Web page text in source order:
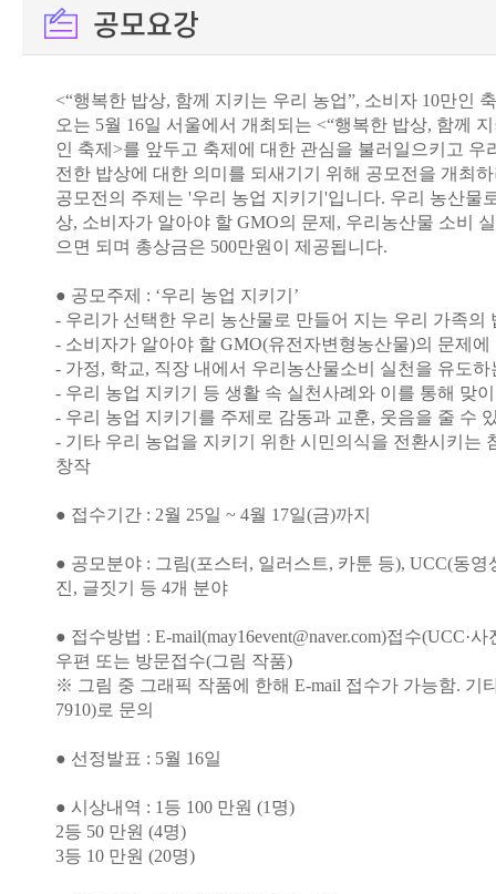
공모요강
<“행복한 밥상, 함께 지키는 우리 농업”, 소비자 10만인
오는 5월 16일 서울에서 개최되는 <“행복한 밥상, 함께
인 축제>를 앞두고 축제에 대한 관심을 불러일으키고 우
전한 밥상에 대한 의미를 되새기기 위해 공모전을 개최
공모전의 주제는 '우리 농업 지키기'입니다. 우리 농산물
상, 소비자가 알아야 할 GMO의 문제, 우리농산물 소비
으면 되며 총상금은 500만원이 제공됩니다.
● 공모주제 : ‘우리 농업 지키기’
- 우리가 선택한 우리 농산물로 만들어 지는 우리 가족의
- 소비자가 알아야 할 GMO(유전자변형농산물)의 문제에
- 가정, 학교, 직장 내에서 우리농산물소비 실천을 유도하
- 우리 농업 지키기 등 생활 속 실천사례와 이를 통해 맞
- 우리 농업 지키기를 주제로 감동과 교훈, 웃음을 줄 수
- 기타 우리 농업을 지키기 위한 시민의식을 전환시키는
창작
● 접수기간 : 2월 25일 ~ 4월 17일(금)까지
● 공모분야 : 그림(포스터, 일러스트, 카툰 등), UCC(동
진, 글짓기 등 4개 분야
● 접수방법 : E-mail(may16event@naver.com)접수(UCC·
우편 또는 방문접수(그림 작품)
※ 그림 중 그래픽 작품에 한해 E-mail 접수가 가능함. 기
7910)로 문의
● 선정발표 : 5월 16일
● 시상내역 : 1등 100 만원 (1명)
2등 50 만원 (4명)
3등 10 만원 (20명)